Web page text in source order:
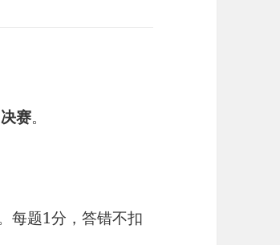
赛。
每题1分，答错不扣